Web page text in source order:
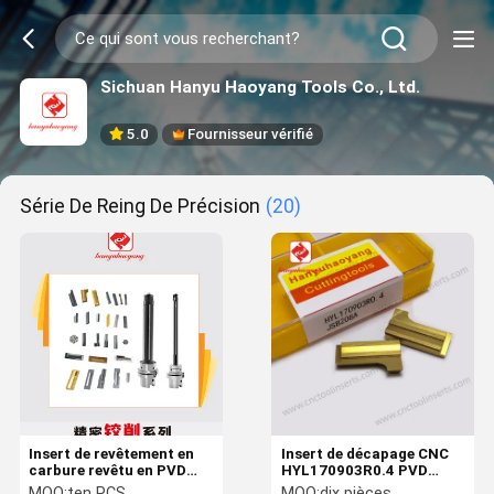
Sichuan Hanyu Haoyang Tools Co., Ltd.
5.0 Fournisseur vérifié
Série De Reing De Précision (20)
Insert de revêtement en
carbure revêtu en PVD
HYL220603R0.8 HYB208A
Insert de décapage CNC
HYL170903R0.4 PVD
JSB208A enduit pour